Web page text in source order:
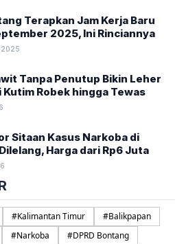
Terapkan Jam Kerja Baru
2025, Ini Rinciannya
2025
Tanpa Penutup Bikin Leher
Kutim Robek hingga Tewas
Sitaan Kasus Narkoba di
Harga dari Rp6 Juta
#Kalimantan Timur #Balikpapan
#Narkoba #DPRD Bontang